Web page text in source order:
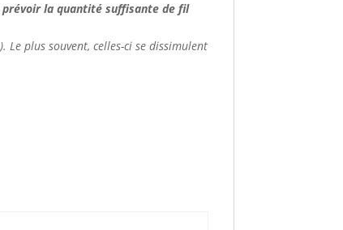
prévoir la quantité suffisante de fil
plus souvent, celles-ci se dissimulent